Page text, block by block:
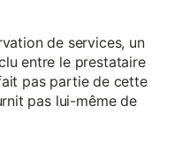
de services, un
entre le prestataire
pas partie de cette
pas lui-même de